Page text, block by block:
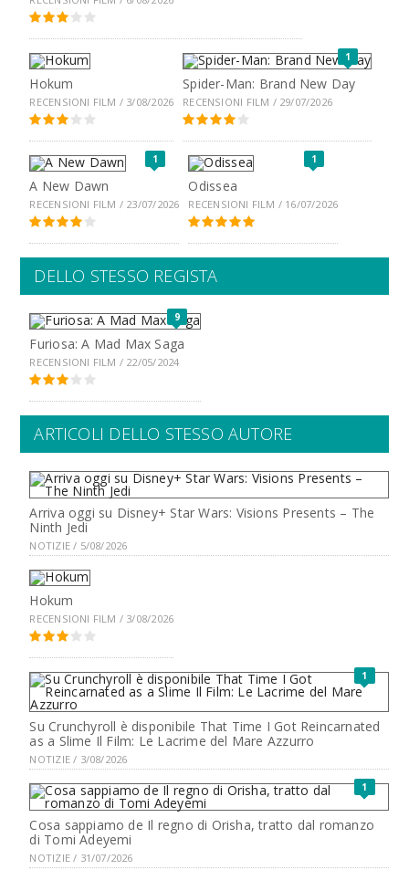
Hokum
RECENSIONI FILM / 3/08/2026
1
Spider-Man: Brand New Day
RECENSIONI FILM / 29/07/2026
1
A New Dawn
RECENSIONI FILM / 23/07/2026
1
Odissea
RECENSIONI FILM / 16/07/2026
DELLO STESSO REGISTA
9
Furiosa: A Mad Max Saga
RECENSIONI FILM / 22/05/2024
ARTICOLI DELLO STESSO AUTORE
Arriva oggi su Disney+ Star Wars: Visions Presents – The
Ninth Jedi
NOTIZIE / 5/08/2026
Hokum
RECENSIONI FILM / 3/08/2026
1
Su Crunchyroll è disponibile That Time I Got Reincarnated
as a Slime Il Film: Le Lacrime del Mare Azzurro
NOTIZIE / 3/08/2026
1
Cosa sappiamo de Il regno di Orisha, tratto dal romanzo
di Tomi Adeyemi
NOTIZIE / 31/07/2026